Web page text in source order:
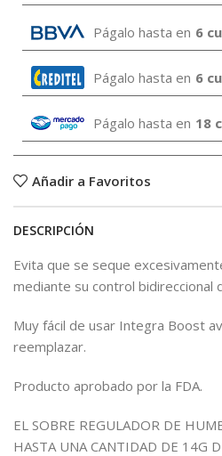
Págalo hasta en 6
Págalo hasta en 6
Págalo hasta en 18
Añadir a Favoritos
DESCRIPCIÓN
Evita que se seque
mediante su control bidireccional
Muy fácil de usar Integra Boost
reemplazar.
Producto aprobado por la FDA.
EL SOBRE REGULADOR DE
HASTA UNA CANTIDAD DE 14G